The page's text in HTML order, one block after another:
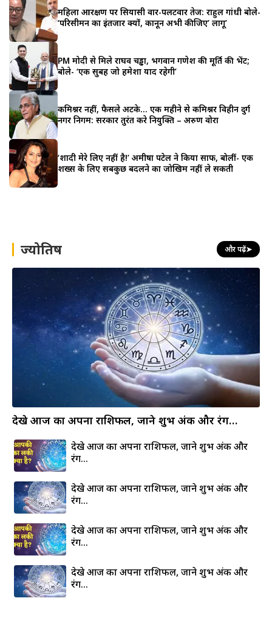
महिला आरक्षण पर सियासी वार-पलटवार तेज: राहुल गांधी बोले-
‘परिसीमन का इंतजार क्यों, कानून अभी कीजिए’ लागू’
PM मोदी से मिले राघव चड्ढा, भगवान गणेश की मूर्ति की भेंट;
बोले- ‘एक सुबह जो हमेशा याद रहेगी’
कमिश्नर नहीं, फैसले अटके… एक महीने से कमिश्नर विहीन दुर्ग
नगर निगम: सरकार तुरंत करे नियुक्ति – अरुण वोरा
‘शादी मेरे लिए नहीं है!’ अमीषा पटेल ने किया साफ, बोलीं- एक
शख्स के लिए सबकुछ बदलने का जोखिम नहीं ले सकती
ज्योतिष और पढ़ें➤
देखे आज का अपना राशिफल, जाने शुभ अंक और रंग…
देखे आज का अपना राशिफल, जाने शुभ अंक और
रंग…
देखे आज का अपना राशिफल, जाने शुभ अंक और
रंग…
देखे आज का अपना राशिफल, जाने शुभ अंक और
रंग…
देखे आज का अपना राशिफल, जाने शुभ अंक और
रंग…